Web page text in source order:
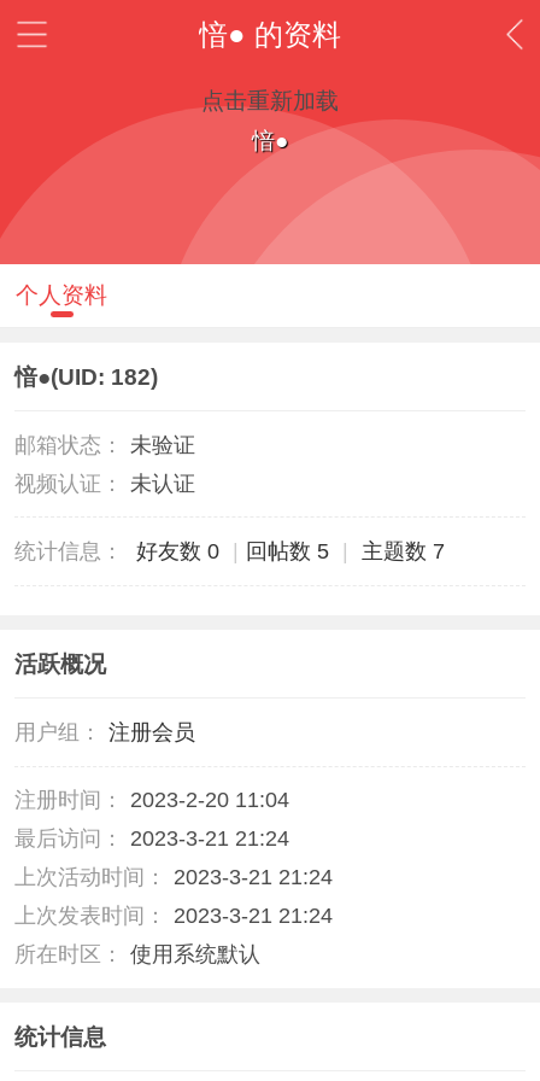
愔● 的资料
点击重新加载
愔●
个人资料
愔●(UID: 182)
邮箱状态：
未验证
视频认证：
未认证
统计信息： 好友数 0 回帖数 5 主题数 7
活跃概况
用户组： 注册会员
注册时间：
2023-2-20 11:04
最后访问：
2023-3-21 21:24
上次活动时间：
2023-3-21 21:24
上次发表时间：
2023-3-21 21:24
所在时区：
使用系统默认
统计信息